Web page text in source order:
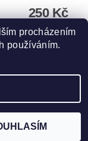
250 Kč
nastavení cookies
procházením
používáním.